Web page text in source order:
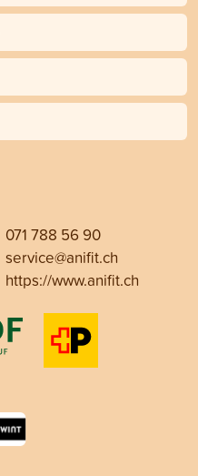
071 788 56 90
service@anifit.ch
https://www.anifit.ch